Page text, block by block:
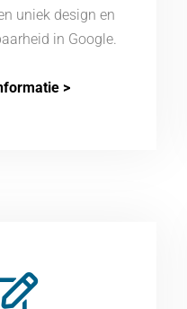
uniek design en
in Google.
>